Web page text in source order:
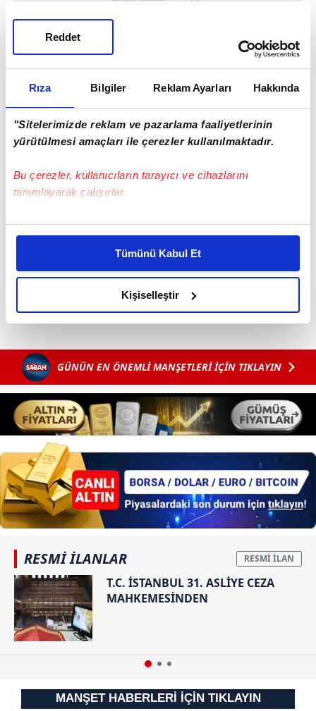
Rıza Bilgiler Reklam Ayarları Hakkında
"Sitelerimizde reklam ve pazarlama faaliyetlerinin
yürütülmesi amaçları ile çerezler kullanılmaktadır.
Bu çerezler, kullanıcıların tarayıcı ve cihazlarını
tanımlayarak çalışırlar.
Bu çerezlere izin vermeniz halinde sizlere özel
daha iyi reklam deneyimi yaşatabiliriz. Bunu yaparken
amacımızın size daha iyi bir reklam deneyimi sunmak
olduğunu ve sizlere en iyi içerikleri sunabilmek adına
elimizden gelen çabayı gösterdiğimizi ve bu noktada,
reklamların maliyetlerimizi karşılamak noktasında tek gelir
Her halükârda, kullanıcılar, bu çerezlere izin vermedikleri
takdirde, kullanıcılara hedefli reklamlar
gösterilmeyecektir."
Sizlere daha iyi bir hizmet sunabilmek için İnternet
Sitemizde kendimize ve üçüncü kişilere ait çerezler
kullanılmaktadır. Bu çerezler vasıtasıyla çeşitli kişisel
verileriniz işlenmekte olup gerekli olan çerezler bilgi
toplumu hizmetlerinin sunulması amacıyla
kullanılmaktadır. Diğer çerezler, sitemizin daha işlevsel
kılınması ve kişiselleştirilmesi ve sizlere yönelik
reklam/pazarlama faaliyetlerinin yapılması, amaçlarıyla
sınırlı olarak açık rızanız dahilinde kullanılacaktır.
Çerezlere ilişkin tercihlerinizi aşağıda yer alan panel
vasıtasıyla belirleyebilirsiniz. Çerezlere ilişkin detaylı bilgi
ziyaret edebilirsiniz.
6698 sayılı Kişisel Verilerin Korunması Kanunu uyarınca
Tümünü Kabul Et
Kişiselleştir
Reddet
#ADANA
GÜNÜN EN ÖNEMLİ MANŞETLERİ İÇİN TIKLAYIN
RESMİ İLANLAR
T.C. İSTANBUL 31. ASLİYE CEZA
MAHKEMESİNDEN
MANŞET HABERLERİ İÇİN TIKLAYIN